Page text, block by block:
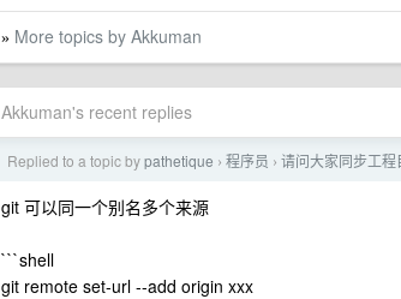
» More topics by Akkuman
Akkuman's recent replies
Replied to a topic bypathetique › 程序员 › 请问大家同步工
git 可以同一个别名多个来源
```shell
git remote set-url --add origin xxx